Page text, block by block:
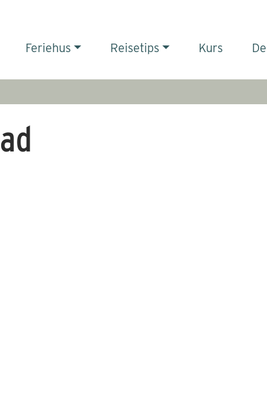
Feriehus Reisetips Kurs